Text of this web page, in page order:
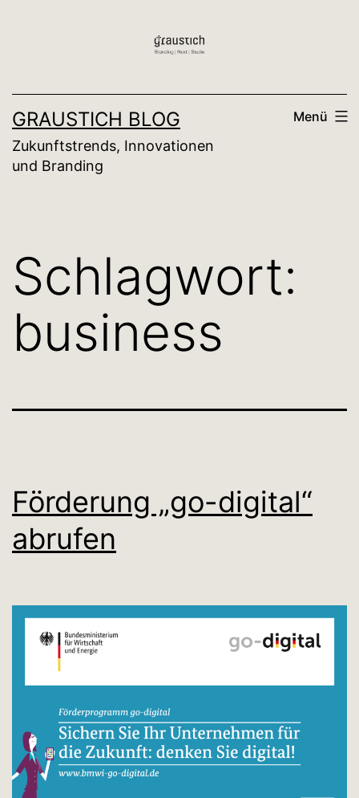
GRAUSTICH BLOG
Zukunftstrends, Innovationen
und Branding
Menü
Schlagwort:
business
Förderung „go-digital“
abrufen